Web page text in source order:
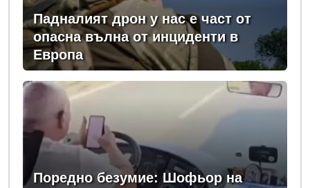
Падналият дрон у нас е част от
опасна вълна от инциденти в
Европа
Поредно безумие: Шофьор на